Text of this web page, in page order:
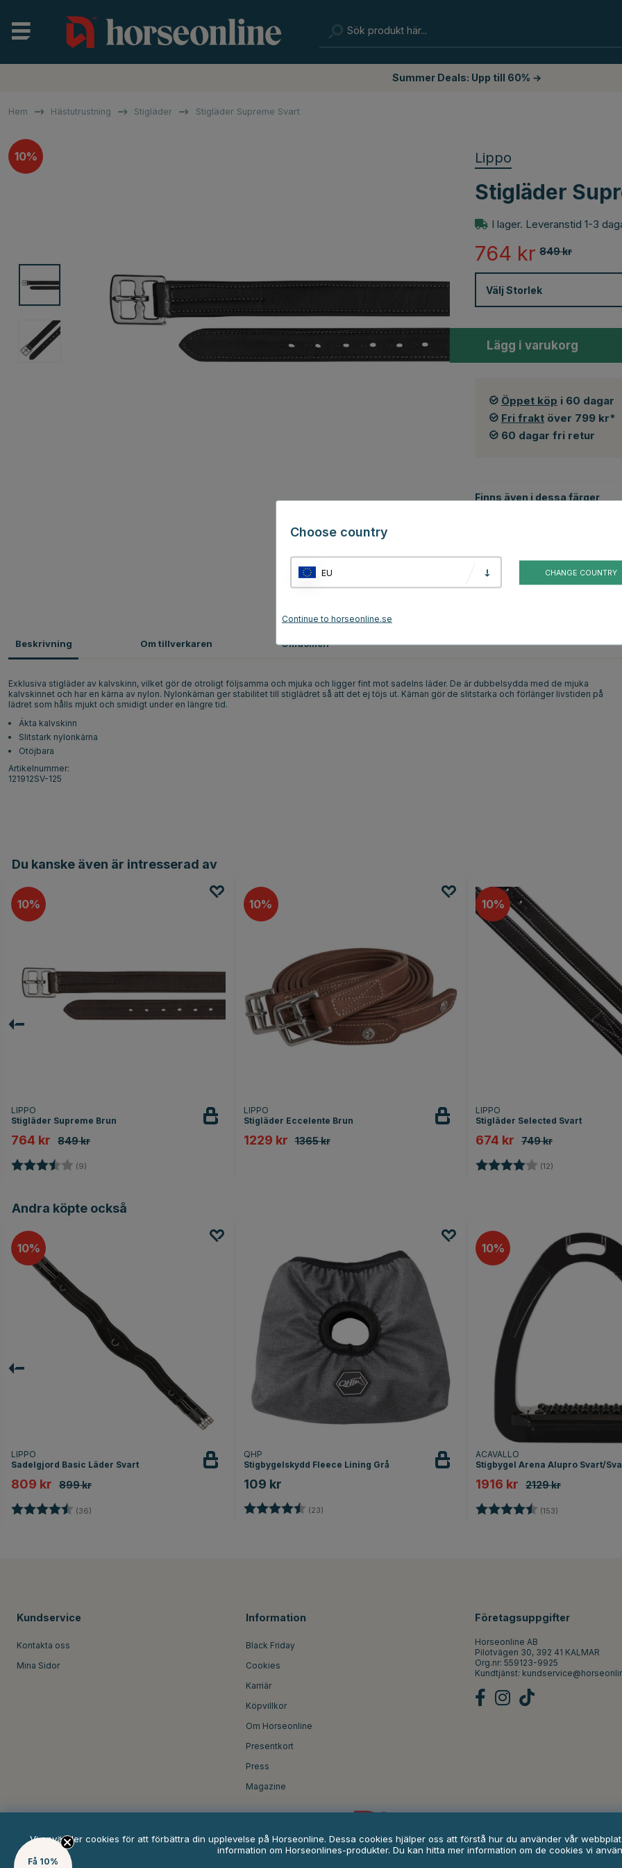
Summer Deals: Upp till 60% →
Hem Hästutrustning Stigläder Stigläder Supreme Svart
10% Lippo
Stigläder
I lager. Leveranstid 1-3
849kr
764 kr
Välj Storlek
Lägg i varukorg
Öppet köp i 60 dagar
Fri frakt över 799 kr*
60 dagar fri retur
Finns även i dessa färger
Beskrivning
Exklusiva stigläder av kalvskinn, vilket gör de otroligt följsamma och mjuka och ligger fint mot sadelns läder. De är dubbelsydda med de mjuka
kalvskinnet och har en kärna av nylon. Nylonkärnan ger stabilitet till stiglädret så att det ej töjs ut. Kärnan gör de slitstarka och förlänger livstiden på
lädret som hålls mjukt och smidigt under en längre tid.
Äkta kalvskinn
Slitstark nylonkärna
Otöjbara
Artikelnummer:
121912SV-125
Om tillverkaren Omdömen
Du kanske även är intresserad av
10
LIPPO
Stigläder Supreme Brun
764 kr 849 kr
Betyg: (9)
10
LIPPO
Stigläder Eccelente Brun
1229 kr 1365 kr
10
LIPPO
Stigläder Selected Svart
674 kr 749 kr
Betyg: (12)
Andra köpte också
10
LIPPO
Sadelgjord Basic Läder Svart
809 kr 899 kr
Betyg: (36)
QHP
Stigbygelskydd Fleece Lining Grå
109 kr
Betyg: (23)
10
ACAVALLO
Stigbygel Arena Alupro Svart/
1916 kr 2129 kr
Betyg: (153)
Kundservice
Kontakta oss
Mina Sidor
Information
Black Friday
Cookies
Karriär
Köpvillkor
Om Horseonline
Presentkort
Press
Magazine
Företagsuppgifter
Horseonline AB
Pilotvägen 30, 392 41 KALMAR
Org.nr: 559123-9925
Kundtjänst:
Vi använder cookies för att förbättra din upplevelse på Horseonline. Dessa cookies hjälper oss att förstå hur du använder vår
information om Horseonlines-produkter. Du kan hitta mer information om de cookies vi
Choose country
EU CHANGE COUNTRY
Continue to horseonline.se
Få 10%